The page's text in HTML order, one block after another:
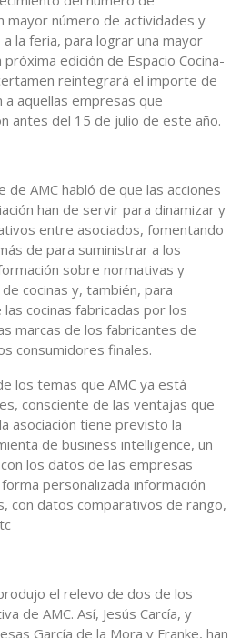
mayor número de actividades y
la feria, para lograr una mayor
edición de Espacio Cocina-
reintegrará el importe de
aquellas empresas que
antes del 15 de julio de este año.
de AMC habló de que las acciones
han de servir para dinamizar y
entre asociados, fomentando
de para suministrar a los
sobre normativas y
cocinas y, también, para
cocinas fabricadas por los
marcas de los fabricantes de
consumidores finales.
los temas que AMC ya está
consciente de las ventajas que
asociación tiene previsto la
de business intelligence, un
los datos de las empresas
personalizada información
con datos comparativos de rango,
el relevo de dos de los
de AMC. Así, Jesús Carcía, y
García de la Mora y Franke, han